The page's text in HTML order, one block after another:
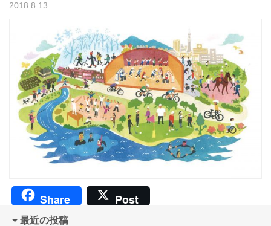
2018.8.13
Share Post
最近の投稿